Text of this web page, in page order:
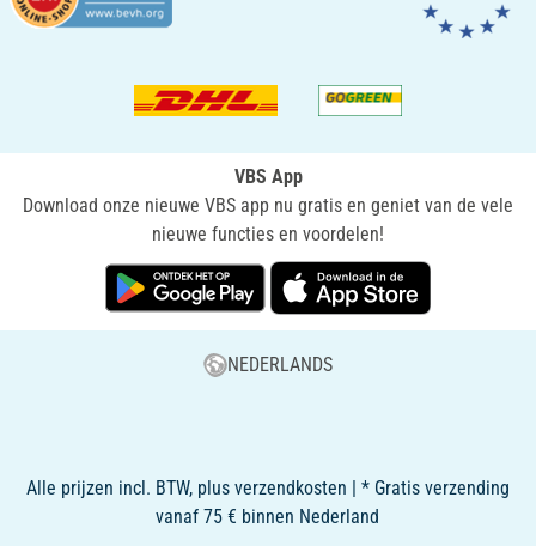
VBS App
Download onze nieuwe VBS app nu gratis en geniet van de vele
nieuwe functies en voordelen!
NEDERLANDS
Alle prijzen incl. BTW, plus verzendkosten | * Gratis verzending
vanaf 75 € binnen Nederland